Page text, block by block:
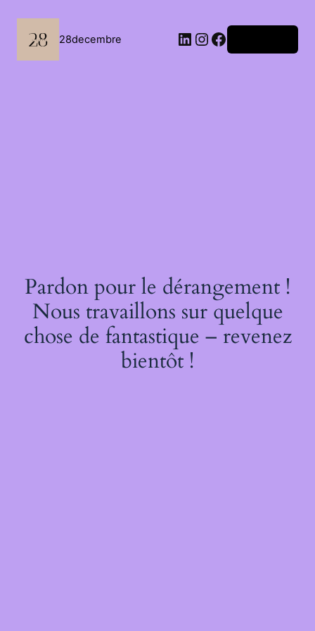
contenu
28decembre LinkedIn
Instagram
Facebook
Pardon pour le dérangement !
Nous travaillons sur quelque
chose de fantastique – revenez
bientôt !